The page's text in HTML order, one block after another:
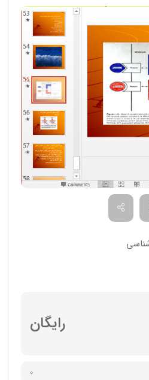
رایگان
0